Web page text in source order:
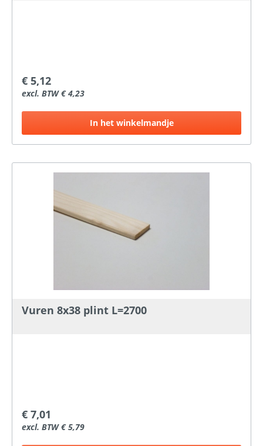
€ 5,12
excl. BTW € 4,23
In het winkelmandje
Vuren 8x38 plint L=2700
€ 7,01
excl. BTW € 5,79